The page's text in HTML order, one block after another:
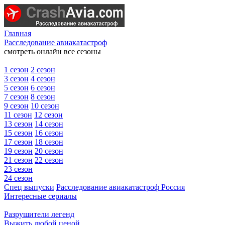
Главная
Расследование авиакатастроф
смотреть онлайн все сезоны
1 сезон 2 сезон
3 сезон 4 сезон
5 сезон 6 сезон
7 сезон 8 сезон
9 сезон 10 сезон
11 сезон 12 сезон
13 сезон 14 сезон
15 сезон 16 сезон
17 сезон 18 сезон
19 сезон 20 сезон
21 сезон 22 сезон
23 сезон
24 сезон
Спец выпуски Расследование авиакатастроф Россия
Интересные сериалы
Разрушители легенд
Выжить любой ценой